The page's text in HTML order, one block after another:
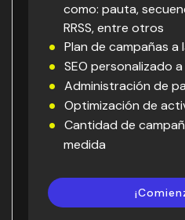
como: pauta,
RRSS, entre otros
Plan de campañas a
SEO personalizado
Administración de
Optimización de
Cantidad de
medida